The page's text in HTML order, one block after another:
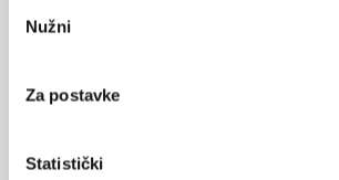
pristanka
Nužni
Za postavke
Statistički
06.05.2025.